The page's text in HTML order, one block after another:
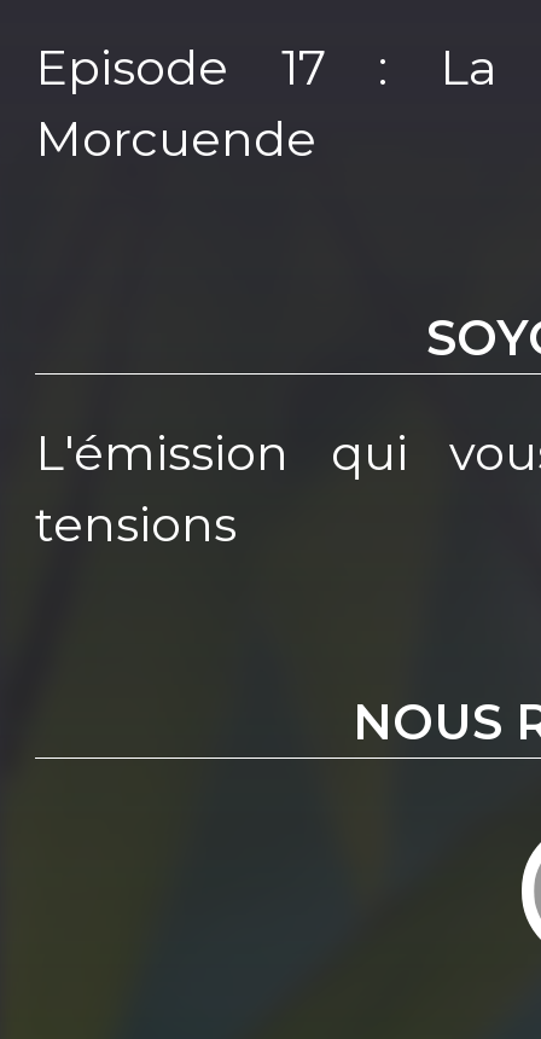
Episode 17 : La
Morcuende
L'émission qui
tensions
NOUS